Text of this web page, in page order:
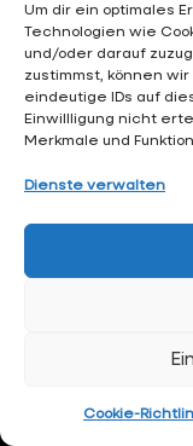
Um dir ein optimales
Technologien wie
und/oder darauf
zustimmst, können
eindeutige IDs auf
Einwillligung nicht
Merkmale und
Dienste verwalten
Cookie-
Formtool, Anton